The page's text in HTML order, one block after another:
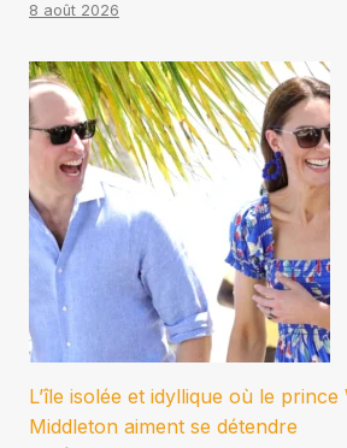
8 août 2026
L’île isolée et idyllique où le prince
Middleton aiment se détendre